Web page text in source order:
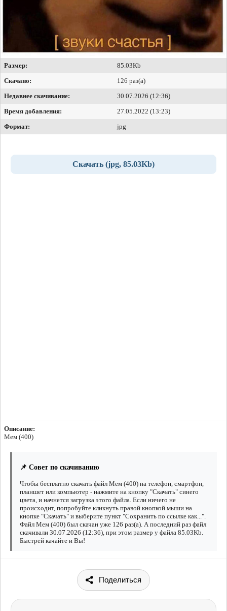
Размер:
85.03Kb
Скачано:
126 раз(а)
Недавнее скачивание:
30.07.2026 (12:36)
Время добавления:
27.05.2022 (13:23)
Формат:
jpg
Скачать (jpg, 85.03Kb)
Описание:
Мем (400)
📌 Совет по скачиванию
Чтобы бесплатно скачать файл Мем (400) на телефон, смартфон,
планшет или компьютер - нажмите на кнопку "Скачать" синего
цвета, и начнется загрузка этого файла. Если ничего не
происходит, попробуйте кликнуть правой кнопкой мыши на
кнопке "Скачать" и выберите пункт "Сохранить по ссылке как...".
Файл Мем (400) был скачан уже 126 раз(а). А последний раз файл
скачивали 30.07.2026 (12:36), при этом размер у файла 85.03Kb.
Быстрей качайте и Вы!
Поделиться